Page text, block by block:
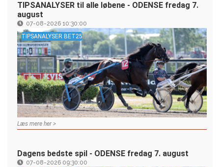
TIPSANALYSER til alle løbene - ODENSE fredag 7.
august
07-08-2026 10:30:00
TIPSANALYSER BET25
Læs mere her >
Dagens bedste spil - ODENSE fredag 7. august
07-08-2026 09:30:00